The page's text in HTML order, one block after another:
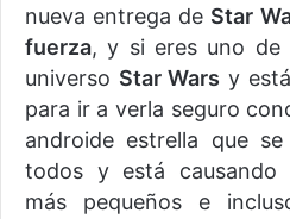
nueva entrega de Star
fuerza, y si eres uno de
universo Star Wars y
para ir a verla seguro
androide estrella que
todos y está causando
más pequeños e